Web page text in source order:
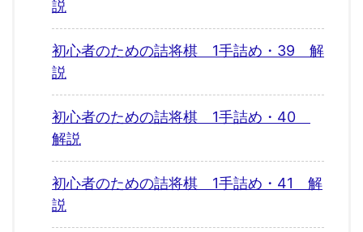
説
初心者のための詰将棋 1手詰め・39 解
説
初心者のための詰将棋 1手詰め・40
解説
初心者のための詰将棋 1手詰め・41 解
説